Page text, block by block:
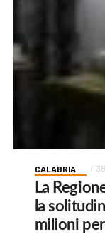
CALABRIA
La
la
milioni